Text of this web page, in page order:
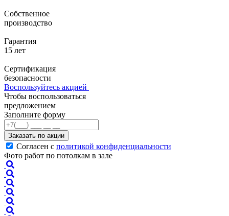
Собственное
производство
Гарантия
15 лет
Сертификация
безопасности
Воспользуйтесь акцией
Чтобы воспользоваться
предложением
Заполните форму
Заказать по акции
Согласен с политикой конфиденциальности
Фото работ по потолкам в зале